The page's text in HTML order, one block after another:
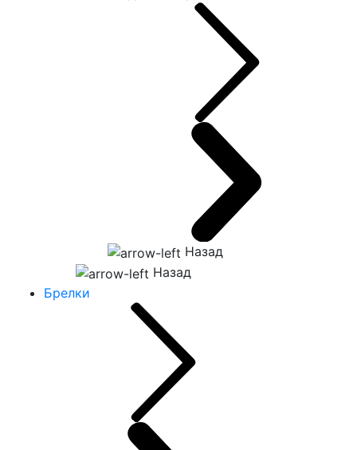
Назад
Назад
Брелки